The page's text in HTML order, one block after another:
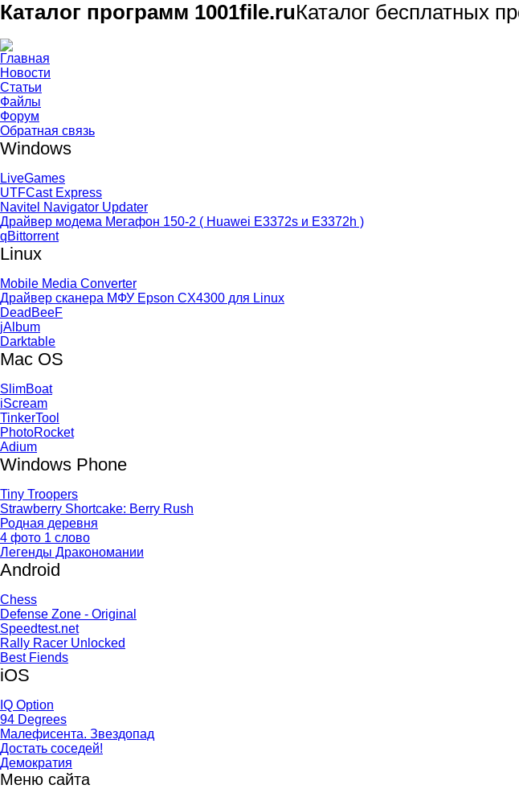
Каталог программ 1001file.ruКаталог бесплатных
Главная
Новости
Статьи
Файлы
Форум
Обратная связь
Windows
LiveGames
UTFCast Express
Navitel Navigator Updater
Драйвер модема Мегафон 150-2 ( Huawei E3372s и E3372h )
qBittorrent
Linux
Mobile Media Converter
Драйвер сканера МФУ Epson CX4300 для Linux
DeadBeeF
jAlbum
Darktable
Mac OS
SlimBoat
iScream
TinkerTool
PhotoRocket
Adium
Windows Phone
Tiny Troopers
Strawberry Shortcake: Berry Rush
Родная деревня
4 фото 1 слово
Легенды Дракономании
Android
Chess
Defense Zone - Original
Speedtest.net
Rally Racer Unlocked
Best Fiends
iOS
IQ Option
94 Degrees
Малефисента. Звездопад
Достать соседей!
Демократия
Меню сайта